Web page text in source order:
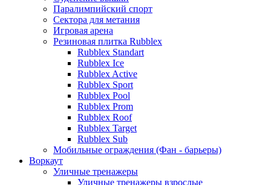
Паралимпийский спорт
Сектора для метания
Игровая арена
Резиновая плитка Rubblex
Rubblex Standart
Rubblex Ice
Rubblex Active
Rubblex Sport
Rubblex Pool
Rubblex Prom
Rubblex Roof
Rubblex Target
Rubblex Sub
Мобильные ограждения (Фан - барьеры)
Воркаут
Уличные тренажеры
Уличные тренажеры взрослые